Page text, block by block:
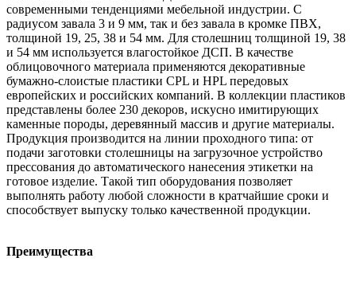
современными тенденциями мебельной индустрии. С
радиусом завала 3 и 9 мм, так и без завала в кромке ПВХ,
толщиной 19, 25, 38 и 54 мм. Для столешниц толщиной 19, 38
и 54 мм используется влагостойкое ДСП. В качестве
облицовочного материала применяются декоративные
бумажно-слоистые пластики CPL и HPL передовых
европейских и российских компаний. В коллекции пластиков
представлены более 230 декоров, искусно имитирующих
каменные породы, деревянный массив и другие материалы.
Продукция производится на линии проходного типа: от
подачи заготовки столешницы на загрузочное устройство
прессования до автоматического нанесения этикетки на
готовое изделие. Такой тип оборудования позволяет
выполнять работу любой сложности в кратчайшие сроки и
способствует выпуску только качественной продукции.
Преимущества